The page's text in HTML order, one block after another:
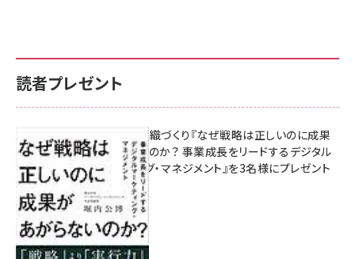
読者プレゼント
成果を生む組織づくり『なぜ戦略は正しいのに成果
があがらないのか？ 事業成長をリードするデジタル
マーケティング・マネジメント』を3名様にプレゼント
8月7日 10:00